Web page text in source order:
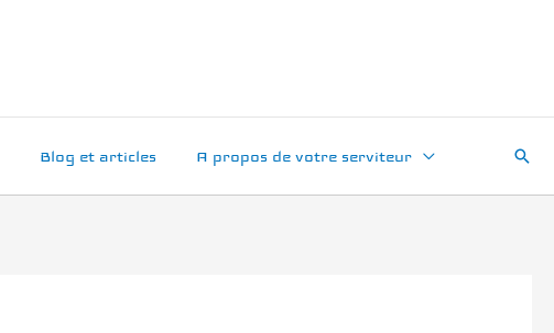
Blog et articles A propos de votre serviteur